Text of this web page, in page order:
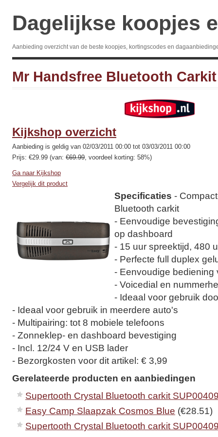
Dagelijkse koopjes
Aanbieding overzicht van de beste koopjes, kortingscodes en
Mr Handsfree Bluetooth
Kijkshop overzicht
Aanbieding is geldig van 02/03/2011 00:00 tot 03/03/2011 00:00
Prijs: €29.99 (van: €69.99, voordeel korting: 58%)
Ga naar Kijkshop
Vergelijk dit product
Specificaties -
Bluetooth carkit
- Eenvoudige
op dashboard
- 15 uur spreektijd, 480
- Perfecte full duplex
- Eenvoudige bediening
- Voicedial en
- Ideaal voor gebruik
- Ideaal voor gebruik in meerdere auto's
- Multipairing: tot 8 mobiele telefoons
- Zonneklep- en dashboard bevestiging
- Incl. 12/24 V en USB lader
- Bezorgkosten voor dit artikel: € 3,99
Gerelateerde producten en aanbiedingen
Supertooth Crystal Bluetooth carkit
Easy Camp Slaapzak Cosmos Blue (€28.51)
Supertooth Crystal Bluetooth carkit